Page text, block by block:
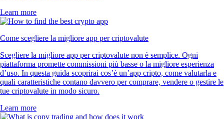
Learn more
Come scegliere la migliore app per criptovalute
Scegliere la migliore app per criptovalute non è semplice. Ogni
piattaforma promette commissioni più basse o la migliore esperienza
d’uso. In questa guida scoprirai cos’è un’app cripto, come valutarla e
quali caratteristiche contano davvero per comprare, vendere o gestire le
tue criptovalute in modo sicuro.
Learn more